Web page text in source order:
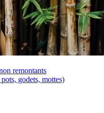
remontants
godets, mottes)